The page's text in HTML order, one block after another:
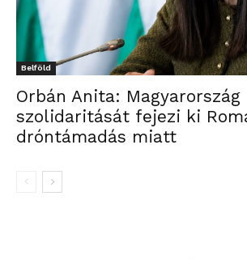
Belföld
Orbán Anita: Magyarország
szolidaritását fejezi ki
dróntámadás miatt